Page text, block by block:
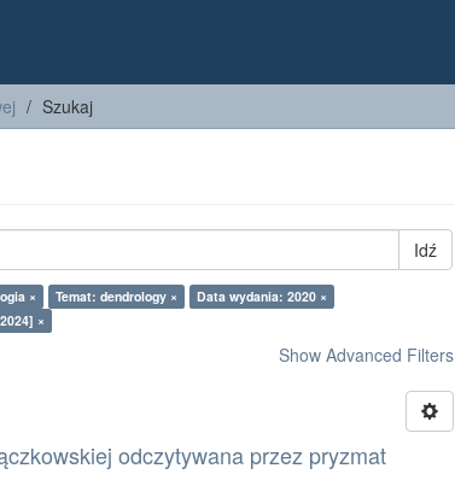
Szukaj
Idź
× Temat: dendrology ×
Data wydania: 2020 ×
×
Show Advanced Filters
odczytywana przez pryzmat